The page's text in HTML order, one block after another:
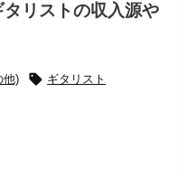

リストの収入源や
他)  ギタリスト